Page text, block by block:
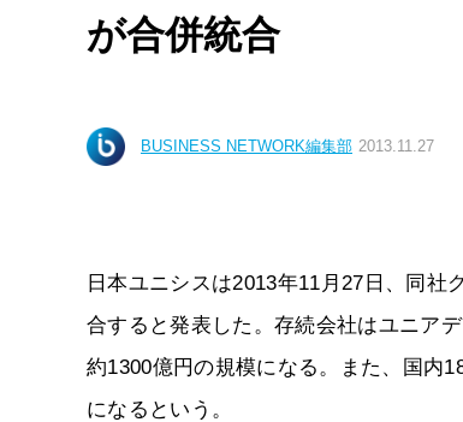
が合併統合
BUSINESS NETWORK編集部 2013.11.27
日本ユニシスは2013年11月27日、同
合すると発表した。存続会社はユニア
約1300億円の規模になる。また、国内
になるという。